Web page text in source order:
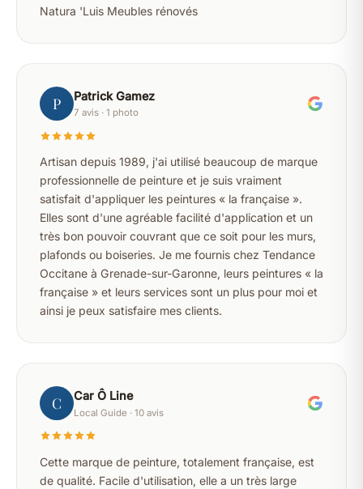
Natura 'Luis Meubles rénovés
P Patrick Gamez
7 avis · 1 photo
Artisan depuis 1989, j'ai utilisé beaucoup de marque
professionnelle de peinture et je suis vraiment
satisfait d'appliquer les peintures « la française ».
Elles sont d'une agréable facilité d'application et un
très bon pouvoir couvrant que ce soit pour les murs,
plafonds ou boiseries. Je me fournis chez Tendance
Occitane à Grenade-sur-Garonne, leurs peintures « la
française » et leurs services sont un plus pour moi et
ainsi je peux satisfaire mes clients.
C Car Ô Line
Local Guide · 10 avis
Cette marque de peinture, totalement française, est
de qualité. Facile d'utilisation, elle a un très large